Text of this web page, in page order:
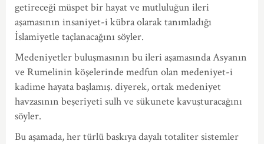
getireceği müspet bir hayat ve mutluluğun ileri
aşamasının insaniyet-i kübra olarak tanımladığı
İslamiyetle taçlanacağını söyler.
Medeniyetler buluşmasının bu ileri aşamasında Asyanın
ve Rumelinin köşelerinde medfun olan medeniyet-i
kadime hayata başlamış. diyerek, ortak medeniyet
havzasının beşeriyeti sulh ve sükunete kavuşturacağını
söyler.
Bu aşamada, her türlü baskıya dayalı totaliter sistemler